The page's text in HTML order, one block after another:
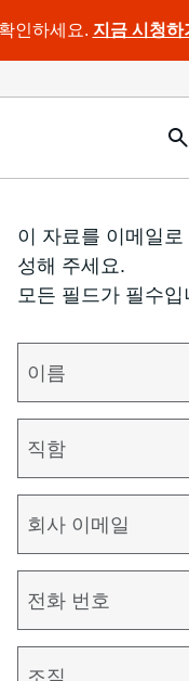
인하세요. 지금 시청하
이 자료를 이메일
성해 주세요.
모든 필드가 필수입